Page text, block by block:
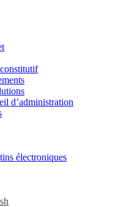
d’administration
électroniques